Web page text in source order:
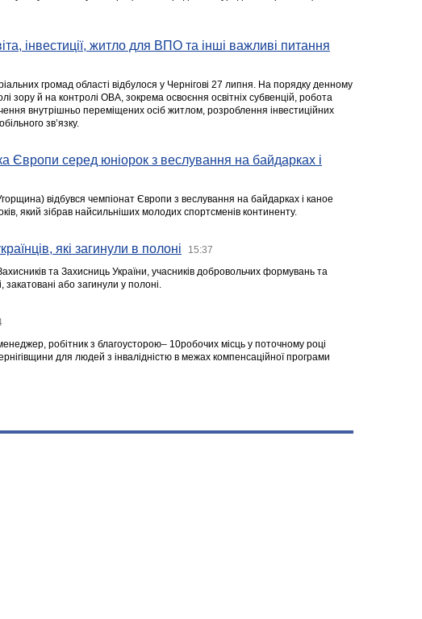
інвестиції, житло для ВПО та інші важливі питання
громад області відбулося у Чернігові 27 липня. На порядку денному
зору й на контролі ОВА, зокрема освоєння освітніх субвенцій, робота
внутрішньо переміщених осіб житлом, розроблення інвестиційних
зв’язку.
серед юніорок з веслування на байдарках і
відбувся чемпіонат Європи з веслування на байдарках і каное
який зібрав найсильніших молодих спортсменів континенту.
які загинули в полоні 15:37
та Захисниць України, учасників добровольчих формувань та
закатовані або загинули у полоні.
робітник з благоусторою– 10робочих місць у поточному році
для людей з інвалідністю в межах компенсаційної програми